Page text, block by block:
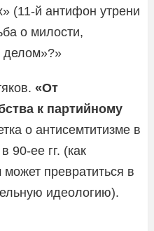
(11-й антифон утрени
о милости,
«От
к партийному
о антисемтитизме в
90-ее гг. (как
превратиться в
идеологию).